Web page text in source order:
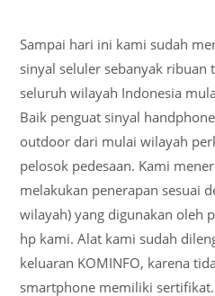
Sampai hari ini kami sudah
sinyal seluler sebanyak ribuan
seluruh wilayah Indonesia
Baik penguat sinyal
outdoor dari mulai wilayah
pelosok pedesaan. Kami
melakukan penerapan sesuai
wilayah) yang digunakan oleh
hp kami. Alat kami sudah
keluaran KOMINFO, karena
smartphone memiliki